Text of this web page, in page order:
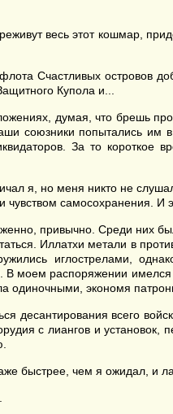
весь этот кошмар,
Счастливых островов
Купола и...
думая, что брешь
союзники попытались им
За то
я, но меня никто не
чувством самосохранения.
привычно. Среди них
Иллатхи метали в
иглострелами,
моем распоряжении имелся
одиночными, экономя
десантирования всего
с лиангов и
быстрее, чем я ожидал, и